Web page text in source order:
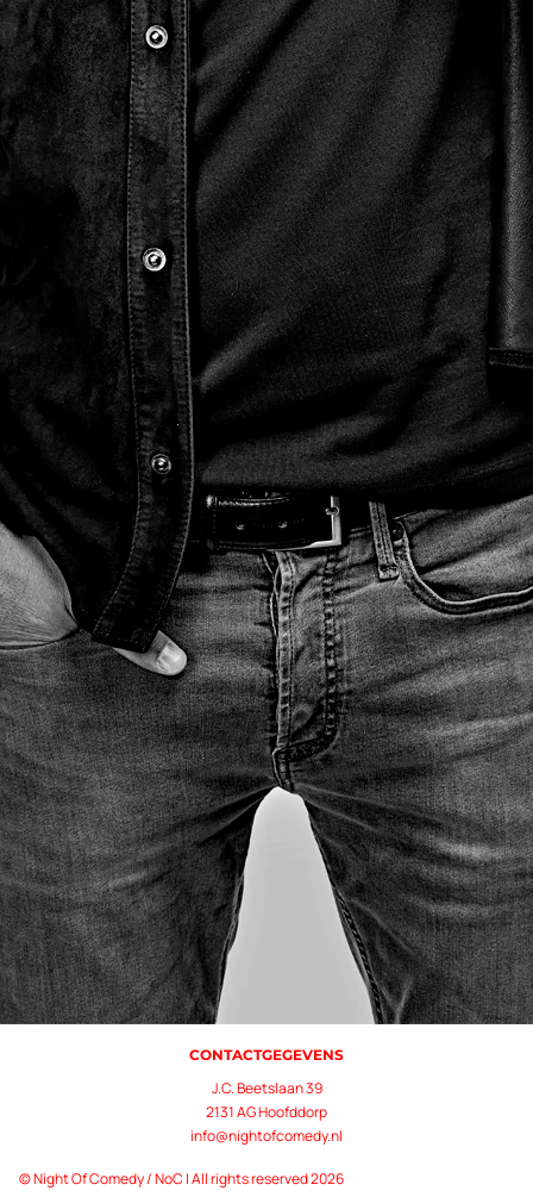
CONTACTGEGEVENS
J.C. Beetslaan 39
2131 AG Hoofddorp
info@nightofcomedy.nl
© Night Of Comedy / NoC | All rights reserved 2026